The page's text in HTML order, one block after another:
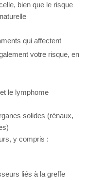
bien que le risque
qui affectent
votre risque, en
le lymphome
solides (rénaux,
y compris :
liés à la greffe